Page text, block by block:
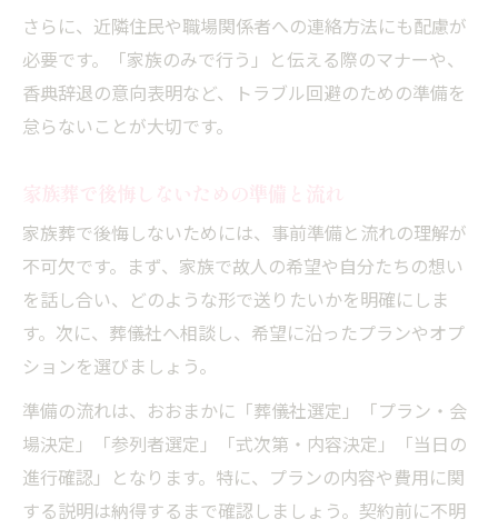
家族葬で無駄を省く費用削減の工夫
家族葬費用を安く抑える見積もり交渉術
家族葬費用の内訳と見直しポイント
家族葬費用を抑えるタイミングと手続き
火葬のみ家族葬のシンプルな流れを解説
家族葬で火葬式を選ぶ際の注意点
火葬のみ家族葬が注目される社会背景
家族葬における火葬のみ選択の体験談
安心して家族葬を迎えるためのポイント
家族葬を安心して行う準備と心構え
家族葬の相談先選びで失敗しないコツ
家族葬で不安を減らす事前チェックリスト
さらに、近隣住民や職場関係者への連絡方法にも配慮が
必要です。「家族のみで行う」と伝える際のマナーや、
香典辞退の意向表明など、トラブル回避のための準備を
怠らないことが大切です。
家族葬で後悔しないためには、事前準備と流れの理解が
不可欠です。まず、家族で故人の希望や自分たちの想い
を話し合い、どのような形で送りたいかを明確にしま
す。次に、葬儀社へ相談し、希望に沿ったプランやオプ
ションを選びましょう。
準備の流れは、おおまかに「葬儀社選定」「プラン・会
場決定」「参列者選定」「式次第・内容決定」「当日の
進行確認」となります。特に、プランの内容や費用に関
する説明は納得するまで確認しましょう。契約前に不明